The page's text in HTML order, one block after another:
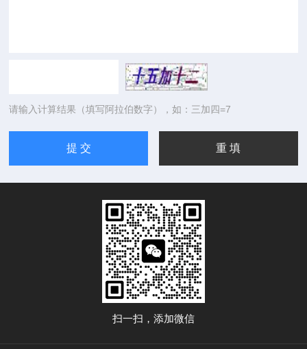
请输入计算结果（填写阿拉伯数字），如：三加四=7
扫一扫，添加微信